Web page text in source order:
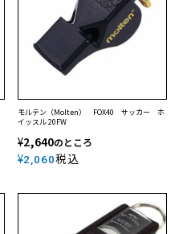
モルテン（Molten） FOX40 サッカー ホ
イッスル 20FW
¥2,640のところ
¥2,060税込